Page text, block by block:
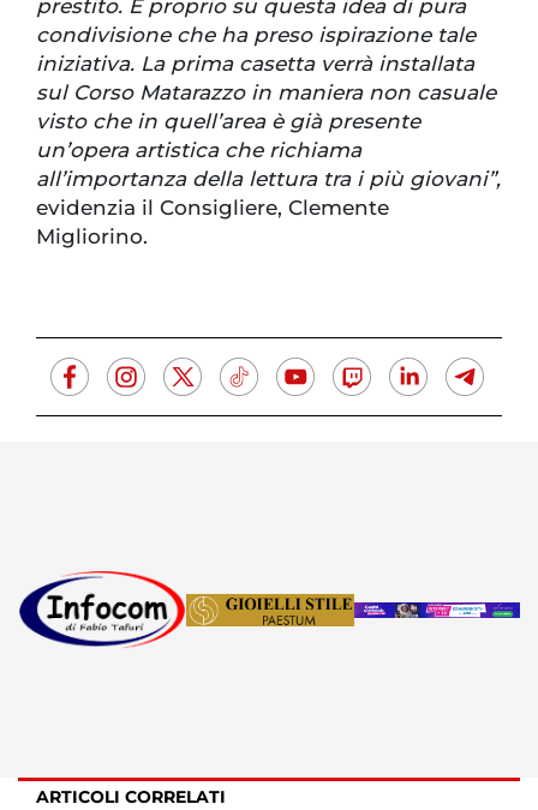
prestito. È proprio su questa idea di pura
condivisione che ha preso ispirazione tale
iniziativa. La prima casetta verrà installata
sul Corso Matarazzo in maniera non casuale
visto che in quell’area è già presente
un’opera artistica che richiama
all’importanza della lettura tra i più giovani”,
evidenzia il Consigliere, Clemente
Migliorino.
ARTICOLI CORRELATI